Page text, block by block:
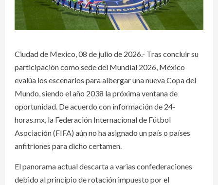
Ciudad de Mexico, 08 de julio de 2026.- Tras concluir su
participación como sede del Mundial 2026, México
evalúa los escenarios para albergar una nueva Copa del
Mundo, siendo el año 2038 la próxima ventana de
oportunidad. De acuerdo con información de 24-
horas.mx, la Federación Internacional de Fútbol
Asociación (FIFA) aún no ha asignado un país o países
anfitriones para dicho certamen.
El panorama actual descarta a varias confederaciones
debido al principio de rotación impuesto por el